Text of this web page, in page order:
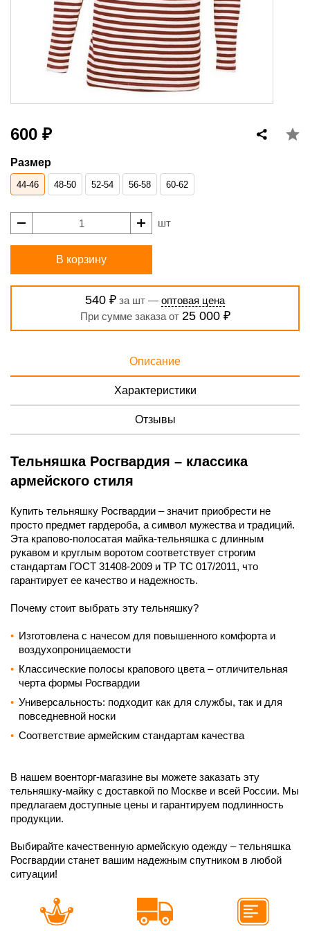
600 ₽
Размер
44-46 48-50 52-54 56-58 60-62
шт
В корзину
540 ₽ за шт — оптовая цена
При сумме заказа от 25 000 ₽
Описание
Характеристики
Отзывы
Тельняшка Росгвардия – классика
армейского стиля
Купить тельняшку Росгвардии – значит приобрести не
просто предмет гардероба, а символ мужества и традиций.
Эта крапово-полосатая майка-тельняшка с длинным
рукавом и круглым воротом соответствует строгим
стандартам ГОСТ 31408-2009 и ТР ТС 017/2011, что
гарантирует ее качество и надежность.
Почему стоит выбрать эту тельняшку?
Изготовлена с начесом для повышенного комфорта и
воздухопроницаемости
Классические полосы крапового цвета – отличительная
черта формы Росгвардии
Универсальность: подходит как для службы, так и для
повседневной носки
Соответствие армейским стандартам качества
В нашем военторг-магазине вы можете заказать эту
тельняшку-майку с доставкой по Москве и всей России. Мы
предлагаем доступные цены и гарантируем подлинность
продукции.
Выбирайте качественную армейскую одежду – тельняшка
Росгвардии станет вашим надежным спутником в любой
ситуации!